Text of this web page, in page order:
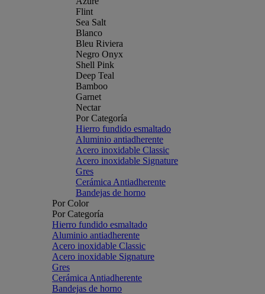
Flint
Sea Salt
Blanco
Bleu Riviera
Negro Onyx
Shell Pink
Deep Teal
Bamboo
Garnet
Nectar
Por Categoría
Hierro fundido esmaltado
Aluminio antiadherente
Acero inoxidable Classic
Acero inoxidable Signature
Gres
Cerámica Antiadherente
Bandejas de horno
Por Color
Por Categoría
Hierro fundido esmaltado
Aluminio antiadherente
Acero inoxidable Classic
Acero inoxidable Signature
Gres
Cerámica Antiadherente
Bandejas de horno